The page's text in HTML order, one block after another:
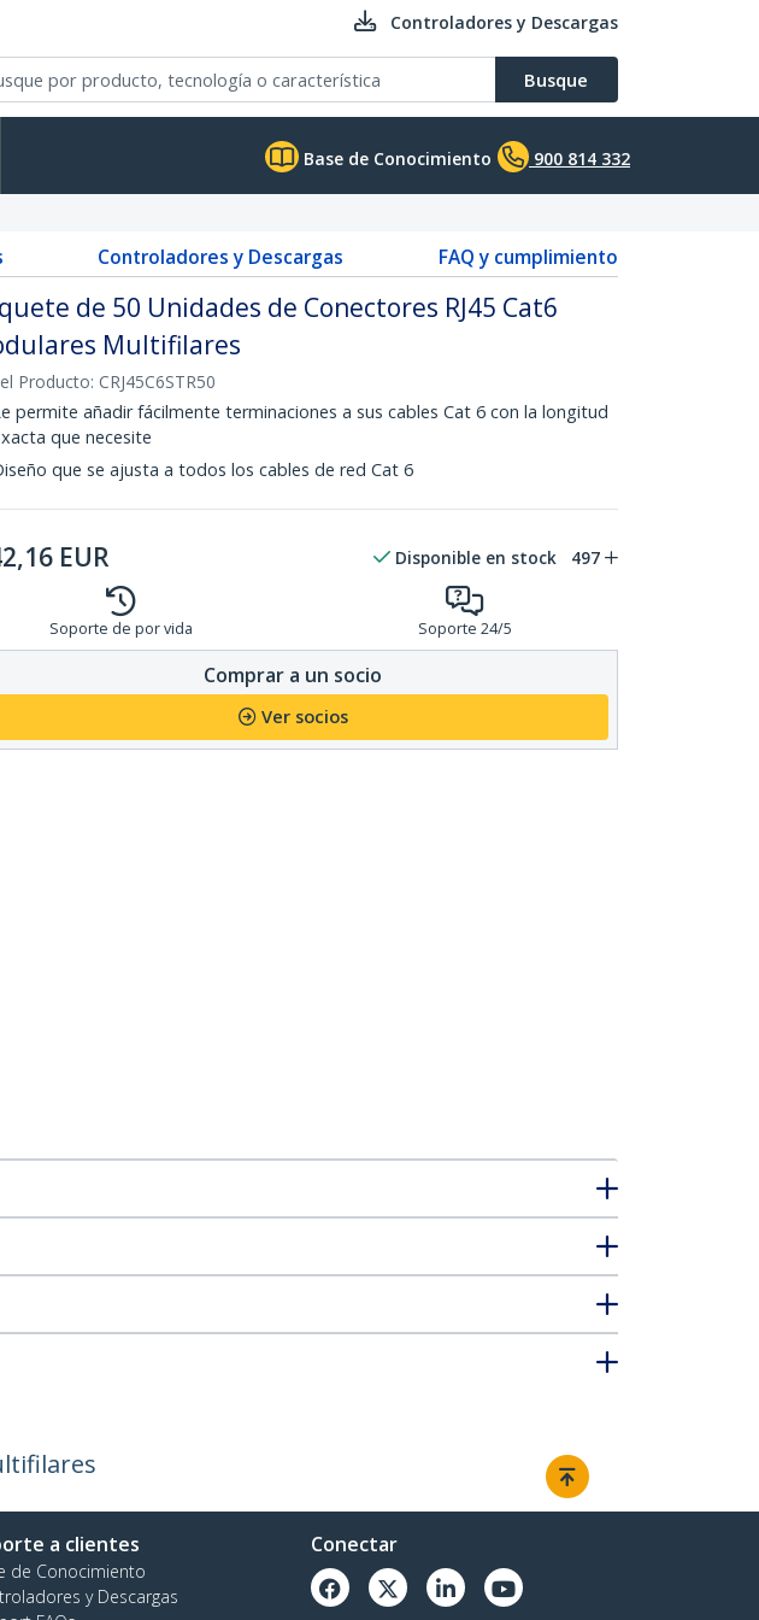
Controladores y Descargas
Busque
Base de Conocimiento 900 814 332
Controladores y Descargas FAQ y cumplimiento
de 50 Unidades de Conectores RJ45 Cat6
Multifilares
Producto: CRJ45C6STR50
permite añadir fácilmente terminaciones a sus cables Cat 6 con la longitud
que necesite
que se ajusta a todos los cables de red Cat 6
EUR Disponible en stock 497
Soporte de por vida Soporte 24/5
Comprar a un socio
Ver socios
a clientes
de Conocimiento
y Descargas
Conectar